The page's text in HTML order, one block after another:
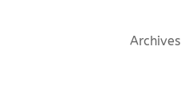
Archives